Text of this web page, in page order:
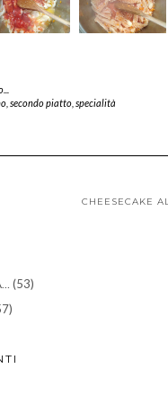
, secondo piatto, specialità
CHEESECAKE
(53)